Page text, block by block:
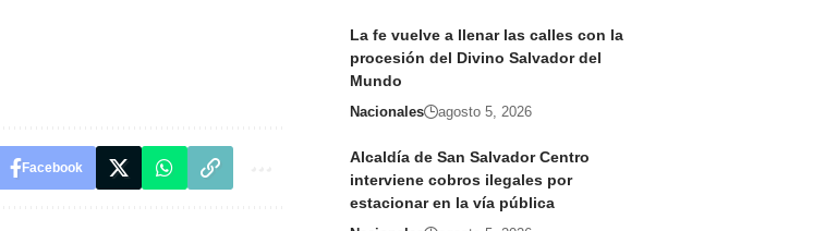
Facebook
La fe vuelve a llenar las calles con la
procesión del Divino Salvador del
Mundo
Nacionales agosto 5, 2026
Alcaldía de San Salvador Centro
interviene cobros ilegales por
estacionar en la vía pública